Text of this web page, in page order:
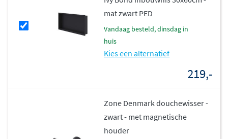
mat zwart PED
vandaag besteld, dinsdag in
huis
Kies een alternatief
219,-
Zone Denmark douchewisser -
zwart - met magnetische
houder